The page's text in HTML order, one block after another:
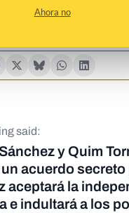
Ahora no
said:
y Quim
acuerdo secreto
aceptará la
e indultará a los